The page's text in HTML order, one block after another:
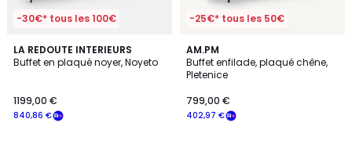
-30€* tous les 100€
LA REDOUTE INTERIEURS
Buffet en plaqué noyer, Noyeto
840,86 €
1199,00 €
4
/
-25€* tous les 50€
AM.PM
Buffet enfilade, plaqué chêne,
Pletenice
402,97 €
799,00 €
5
/
5